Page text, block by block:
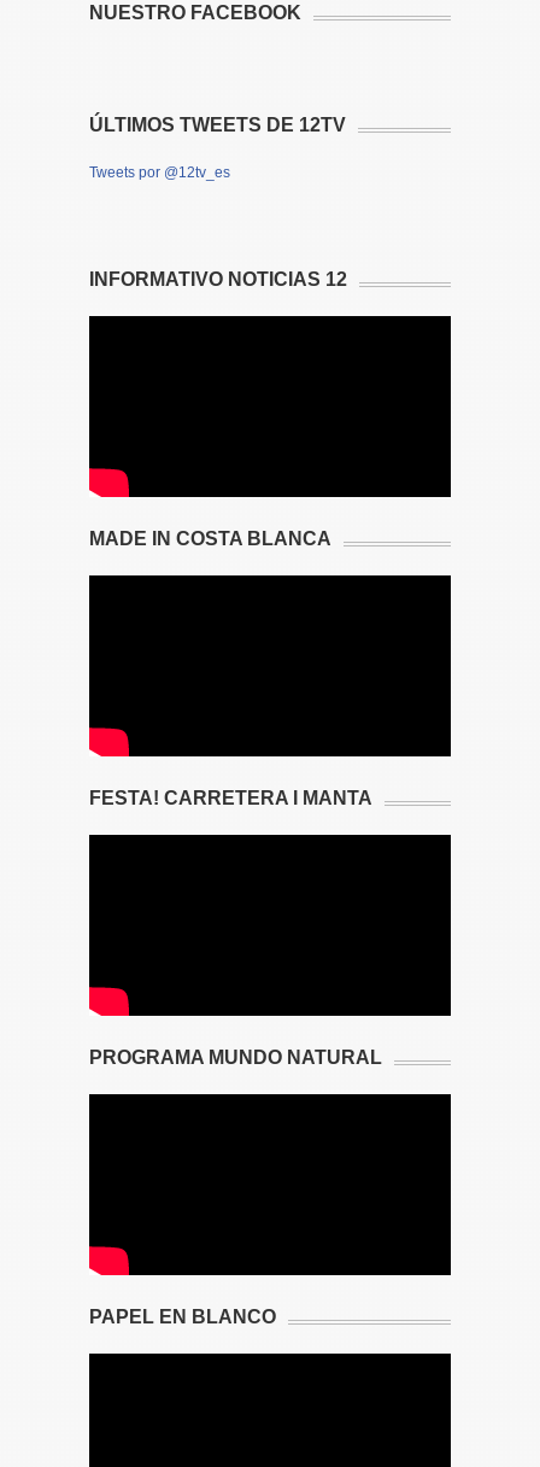
NUESTRO FACEBOOK
ÚLTIMOS TWEETS DE 12TV
Tweets por @12tv_es
INFORMATIVO NOTICIAS 12
MADE IN COSTA BLANCA
FESTA! CARRETERA I MANTA
PROGRAMA MUNDO NATURAL
PAPEL EN BLANCO